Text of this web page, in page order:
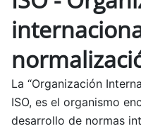
La “Organización
ISO, es el organismo
desarrollo de normas